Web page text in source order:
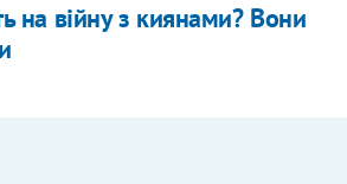
на війну з киянами? Вони